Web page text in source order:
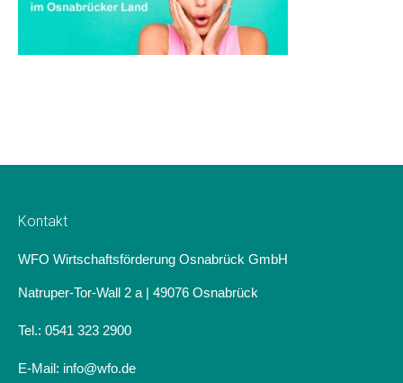
Kontakt
WFO Wirtschaftsförderung Osnabrück GmbH
Natruper-Tor-Wall 2 a | 49076 Osnabrück
Tel.: 0541 323 2900
E-Mail: info@wfo.de